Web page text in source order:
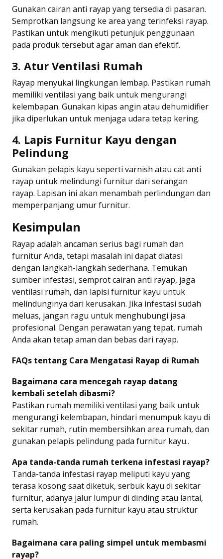
Gunakan cairan anti rayap yang tersedia di pasaran.
Semprotkan langsung ke area yang terinfeksi rayap.
Pastikan untuk mengikuti petunjuk penggunaan
pada produk tersebut agar aman dan efektif.
3. Atur Ventilasi Rumah
Rayap menyukai lingkungan lembap. Pastikan rumah
memiliki ventilasi yang baik untuk mengurangi
kelembapan. Gunakan kipas angin atau dehumidifier
jika diperlukan untuk menjaga udara tetap kering.
4. Lapis Furnitur Kayu dengan
Pelindung
Gunakan pelapis kayu seperti varnish atau cat anti
rayap untuk melindungi furnitur dari serangan
rayap. Lapisan ini akan menambah perlindungan dan
memperpanjang umur furnitur.
Kesimpulan
Rayap adalah ancaman serius bagi rumah dan
furnitur Anda, tetapi masalah ini dapat diatasi
dengan langkah-langkah sederhana. Temukan
sumber infestasi, semprot cairan anti rayap, jaga
ventilasi rumah, dan lapisi furnitur kayu untuk
melindunginya dari kerusakan. Jika infestasi sudah
meluas, jangan ragu untuk menghubungi jasa
profesional. Dengan perawatan yang tepat, rumah
Anda akan tetap aman dan bebas dari rayap.
FAQs tentang Cara Mengatasi Rayap di Rumah
Bagaimana cara mencegah rayap datang
kembali setelah dibasmi?
Pastikan rumah memiliki ventilasi yang baik untuk
mengurangi kelembapan, hindari menumpuk kayu di
sekitar rumah, rutin membersihkan area rumah, dan
gunakan pelapis pelindung pada furnitur kayu..
Apa tanda-tanda rumah terkena infestasi rayap?
Tanda-tanda infestasi rayap meliputi kayu yang
terasa kosong saat diketuk, serbuk kayu di sekitar
furnitur, adanya jalur lumpur di dinding atau lantai,
serta kerusakan pada furnitur kayu atau struktur
rumah.
Bagaimana cara paling simpel untuk membasmi
rayap?